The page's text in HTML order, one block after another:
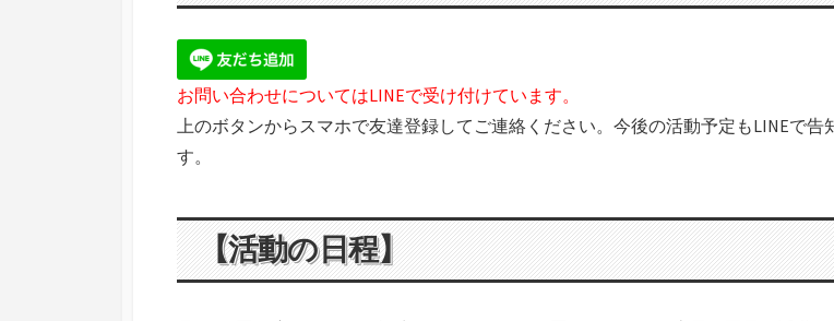
お問い合わせについてはLINEで受け付けています。
上のボタンからスマホで友達登録してご連絡ください。今後の活動予定もLINEで告
す。
【活動の日程】